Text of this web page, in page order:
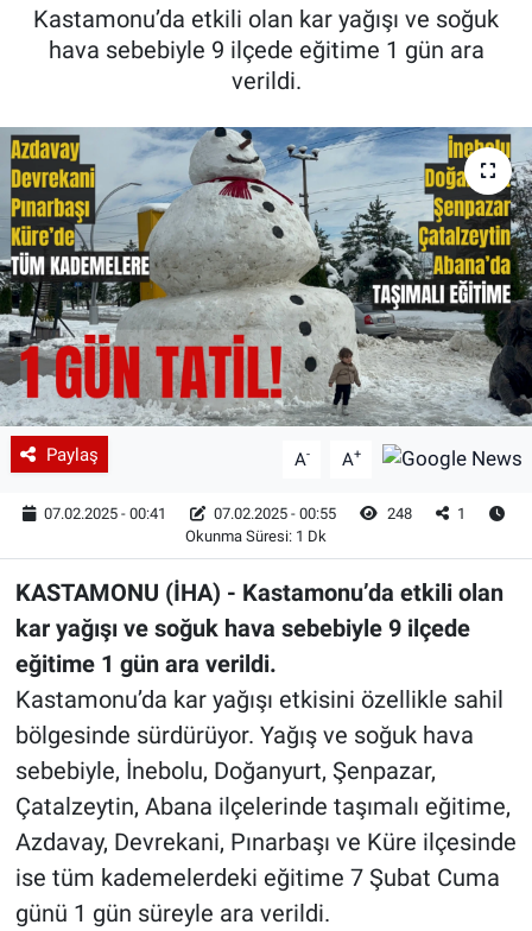
Kastamonu’da etkili olan kar yağışı ve soğuk
hava sebebiyle 9 ilçede eğitime 1 gün ara
verildi.
Paylaş A- A+
07.02.2025 - 00:41 07.02.2025 - 00:55 248
1
Okunma Süresi: 1 Dk
KASTAMONU (İHA) - Kastamonu’da etkili olan
kar yağışı ve soğuk hava sebebiyle 9 ilçede
eğitime 1 gün ara verildi.
Kastamonu’da kar yağışı etkisini özellikle sahil
bölgesinde sürdürüyor. Yağış ve soğuk hava
sebebiyle, İnebolu, Doğanyurt, Şenpazar,
Çatalzeytin, Abana ilçelerinde taşımalı eğitime,
Azdavay, Devrekani, Pınarbaşı ve Küre ilçesinde
ise tüm kademelerdeki eğitime 7 Şubat Cuma
günü 1 gün süreyle ara verildi.